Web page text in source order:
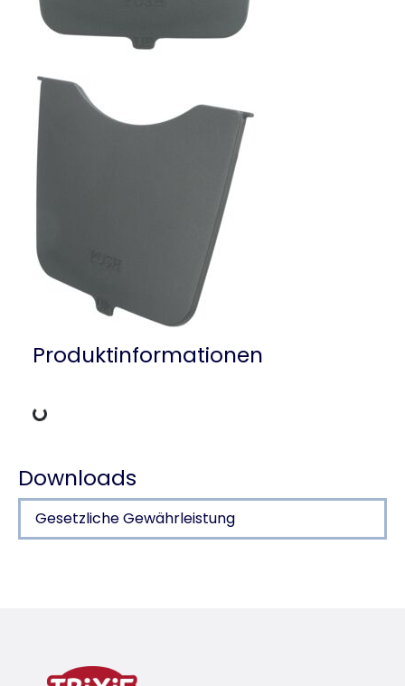
Produktinformationen
Lädt Daten
Downloads
Gesetzliche Gewährleistung
Produktvariante: eindeutige